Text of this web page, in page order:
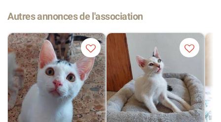
Autres annonces de l'association